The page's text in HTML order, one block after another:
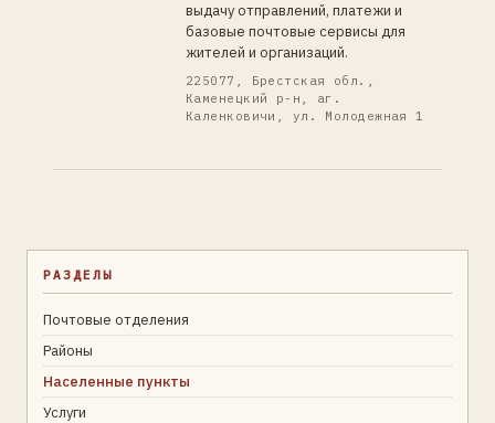
выдачу отправлений, платежи и
базовые почтовые сервисы для
жителей и организаций.
225077, Брестская обл.,
Каменецкий р-н, аг.
Каленковичи, ул. Молодежная 1
РАЗДЕЛЫ
Почтовые отделения
Районы
Населенные пункты
Услуги